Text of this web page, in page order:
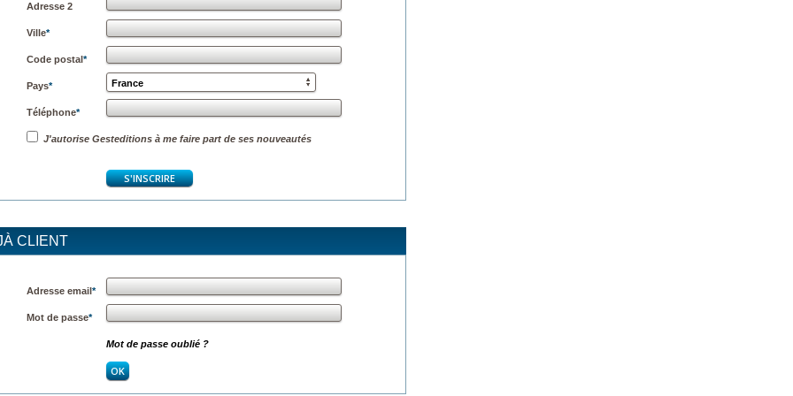
Adresse 2
Ville*
Code postal*
Pays* France
Téléphone*
J'autorise Gesteditions à me faire part de ses nouveautés
CLIENT
Adresse email*
Mot de passe*
Mot de passe oublié ?